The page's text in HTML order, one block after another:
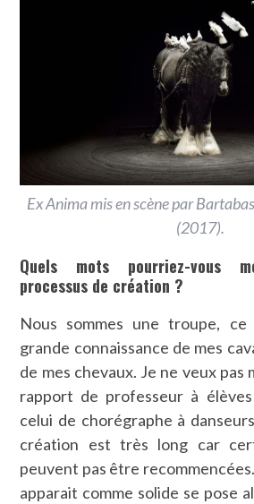
Ex Anima mis en scène par
(2017).
Quels mots pourriez-vous
processus de création ?
Nous sommes une troupe,
grande connaissance de mes
de mes chevaux. Je ne veux pas
rapport de professeur à
celui de chorégraphe à
création est très long car
peuvent pas être
apparait comme solide se pose